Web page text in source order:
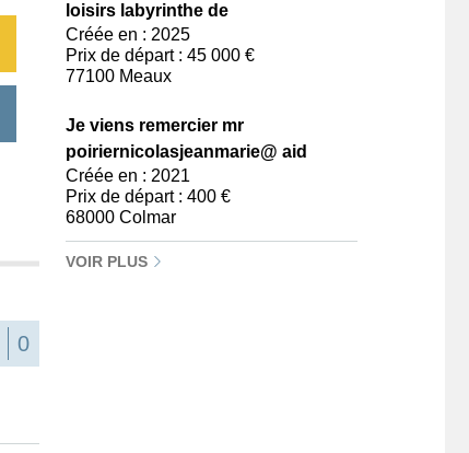
0
loisirs labyrinthe de
Créée en : 2025
Prix de départ : 45 000 €
77100 Meaux
Je viens remercier mr
poiriernicolasjeanmarie@ aid
Créée en : 2021
Prix de départ : 400 €
68000 Colmar
VOIR PLUS